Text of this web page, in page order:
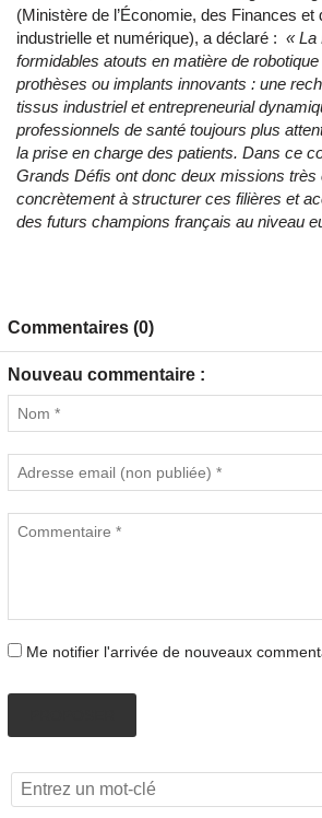
(Ministère de l’Économie, des Finances et
industrielle et numérique), a déclaré : « La
formidables atouts en matière de
prothèses ou implants innovants : une
tissus industriel et entrepreneurial
professionnels de santé toujours plus
la prise en charge des patients. Dans ce
Grands Défis ont donc deux missions très
concrètement à structurer ces filières et
des futurs champions français au niveau
Commentaires (0)
Nouveau commentaire :
Me notifier l'arrivée de nouveaux